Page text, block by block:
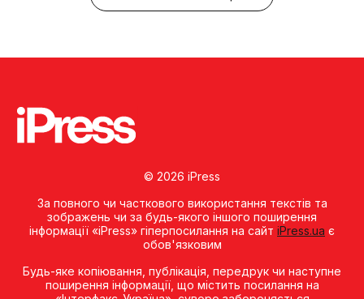
© 2026 iPress
За повного чи часткового використання текстів та
зображень чи за будь-якого іншого поширення
інформації «iPress» гіперпосилання на сайт iPress.ua є
обов'язковим
Будь-яке копiювання, публiкацiя, передрук чи наступне
поширення iнформацiї, що мiстить посилання на